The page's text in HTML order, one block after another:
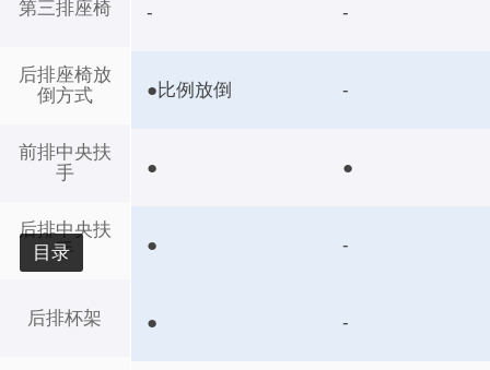
第三排座椅
后排座椅放
倒方式
前排中央扶
手
后排中央扶
手
后排杯架
- -
●比例放倒 -
● ●
● -
● -
目录